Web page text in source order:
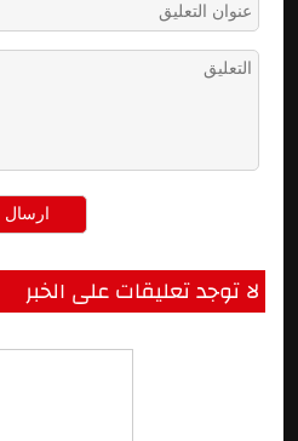
لا توجد تعليقات على الخبر